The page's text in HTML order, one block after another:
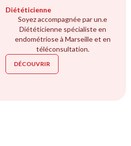
Diététicienne
Soyez accompagnée par un.e
Diététicienne spécialiste en
endométriose à Marseille et en
téléconsultation.
DÉCOUVRIR